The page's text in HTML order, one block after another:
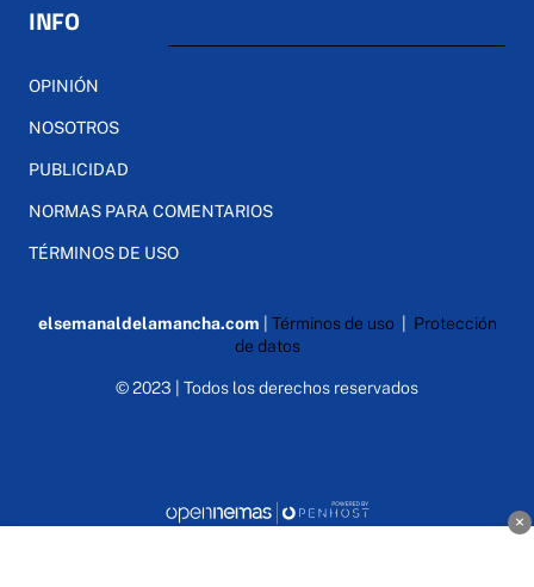
INFO
OPINIÓN
NOSOTROS
PUBLICIDAD
NORMAS PARA COMENTARIOS
TÉRMINOS DE USO
elsemanaldelamancha.com | Términos de uso| Protección
de datos
© 2023 | Todos los derechos reservados
×